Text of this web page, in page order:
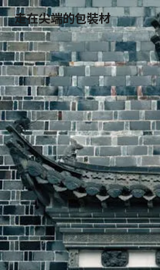
走在尖端的包裝材